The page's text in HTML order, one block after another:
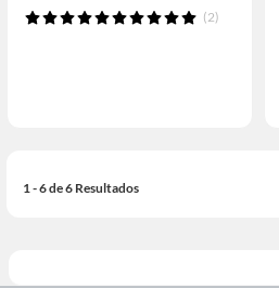
(2)
1 - 6 de 6 Resultados